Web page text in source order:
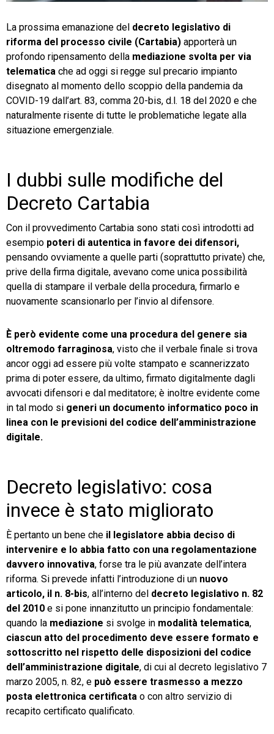
TeamSystem Store
La prossima emanazione del decreto legislativo di
riforma del processo civile (Cartabia) apporterà un
profondo ripensamento della mediazione svolta per via
telematica che ad oggi si regge sul precario impianto
disegnato al momento dello scoppio della pandemia da
COVID-19 dall’art. 83, comma 20-bis, d.l. 18 del 2020 e che
naturalmente risente di tutte le problematiche legate alla
situazione emergenziale.
I dubbi sulle modifiche del
Decreto Cartabia
Con il provvedimento Cartabia sono stati così introdotti ad
esempio poteri di autentica in favore dei difensori,
pensando ovviamente a quelle parti (soprattutto private) che,
prive della firma digitale, avevano come unica possibilità
quella di stampare il verbale della procedura, firmarlo e
nuovamente scansionarlo per l’invio al difensore.
È però evidente come una procedura del genere sia
oltremodo farraginosa, visto che il verbale finale si trova
ancor oggi ad essere più volte stampato e scannerizzato
prima di poter essere, da ultimo, firmato digitalmente dagli
avvocati difensori e dal meditatore; è inoltre evidente come
in tal modo si generi un documento informatico poco in
linea con le previsioni del codice dell’amministrazione
digitale.
Decreto legislativo: cosa
invece è stato migliorato
È pertanto un bene che il legislatore abbia deciso di
intervenire e lo abbia fatto con una regolamentazione
davvero innovativa, forse tra le più avanzate dell’intera
riforma. Si prevede infatti l’introduzione di un nuovo
articolo, il n. 8-bis, all’interno del decreto legislativo n. 82
del 2010 e si pone innanzitutto un principio fondamentale:
quando la mediazione si svolge in modalità telematica,
ciascun atto del procedimento deve essere formato e
sottoscritto nel rispetto delle disposizioni del codice
dell’amministrazione digitale, di cui al decreto legislativo 7
marzo 2005, n. 82, e può essere trasmesso a mezzo
posta elettronica certificata o con altro servizio di
recapito certificato qualificato.